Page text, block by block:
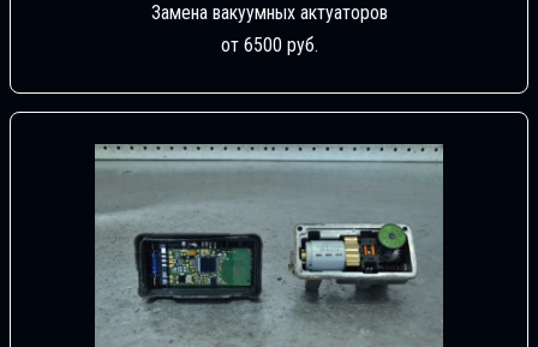
Замена вакуумных актуаторов
от 6500 руб.